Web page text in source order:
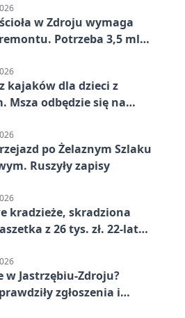
w Zdroju wymaga
Potrzeba 3,5 mln
kajaków dla dzieci z
Msza odbędzie się na
po Żelaznym Szlaku
Ruszyły zapisy
kradzieże, skradziona
z 26 tys. zł. 22-latek
w Jastrzębiu-Zdroju?
zgłoszenia i